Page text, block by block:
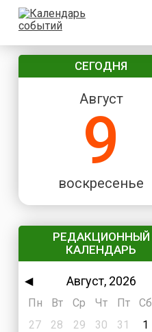
СЕГОДНЯ
Август
9
воскресенье
РЕДАКЦИОННЫЙ
КАЛЕНДАРЬ
◀ Август, 2026
Пн
Вт Ср Чт Пт Сб
27
28 29 30 31 1